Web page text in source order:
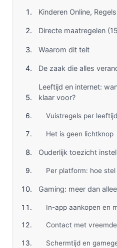
Kinderen Online,
Directe maatregelen
Waarom dit telt
De zaak die alles
Leeftijd en internet:
klaar voor?
Vuistregels per leeftijd
Het is geen lichtknop
Ouderlijk toezicht
Per platform: hoe
Gaming: meer dan
In-app aankopen en
Contact met
Schermtijd en